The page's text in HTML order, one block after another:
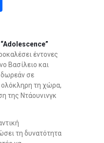
e
“Adolescence”
έντονες
Βασίλειο και
δωρεάν σε
ολόκληρη τη χώρα,
της Ντάουνινγκ
τη δυνατότητα